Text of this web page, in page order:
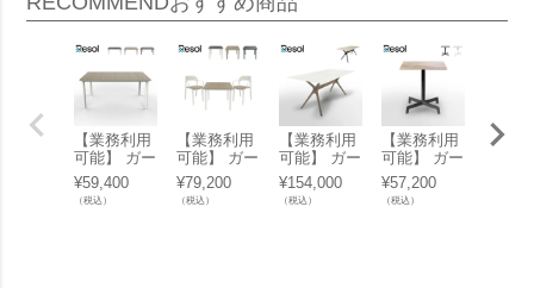
【業務利用
可能】 ガー
デンテーブ
ル 屋外 「R
esol Noa
¥59,400
（税込）
【業務利用
可能】 ガー
デンチェア
＆ガーデン
テーブルセ
¥79,200
（税込）
【業務利用
可能】 ガー
デンテーブ
ル 屋外 「R
esol Vela L
¥154,000
（税込）
【業務利用
可能】 ガー
デンテーブ
ル 屋外 「R
esol Sputni
¥57,200
（税込）
【業